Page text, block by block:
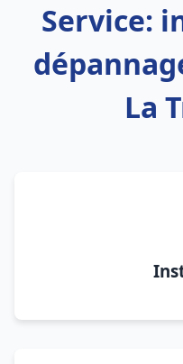
Service:
La